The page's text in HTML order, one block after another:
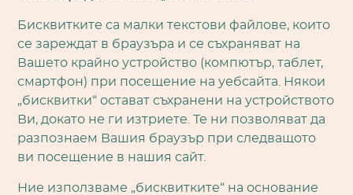
Бисквитките са малки текстови файлове, които
се зареждат в браузъра и се съхраняват на
Вашето крайно устройство (компютър, таблет,
смартфон) при посещение на уебсайта. Някои
„бисквитки“ остават съхранени на устройството
Ви, докато не ги изтриете. Те ни позволяват да
разпознаем Вашия браузър при следващото
ви посещение в нашия сайт.
Ние използваме „бисквитките“ на основание